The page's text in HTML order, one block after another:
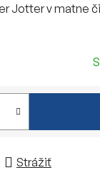
Jotter v matne
Strážiť